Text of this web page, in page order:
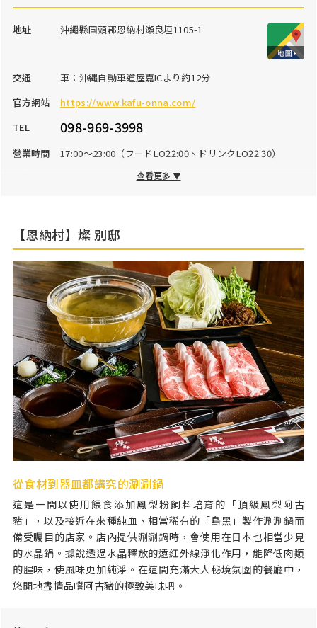
地址 沖繩縣国頭郡恩納村瀬良垣1105-1
交通
車：沖縄自動車道屋嘉ICより約12分
官方網站
https://www.kafu-onna.com/
TEL
098-969-3998
營業時間
17:00～23:00（フードLO22:00、ドリンクLO22:30）
查看更多 ▼
【恩納村】燦 別邸
從食材到器皿都講究的涮涮鍋
這是一間以使用餵食添加鳳梨粉飼料培育的「頂級鳳梨阿古
豬」，以及接近在來種純血、相當稀有的「島黑」製作涮涮鍋而
備受矚目的店家。店內提供涮涮鍋時，會使用在日本也相當少見
的水晶鍋。據說透過水晶釋放的遠紅外線淨化作用，能降低肉類
的腥味，使風味更加純淨。在這間充滿大人秘境氛圍的餐廳中，
悠閒地盡情品嚐阿古豬的極致美味吧。